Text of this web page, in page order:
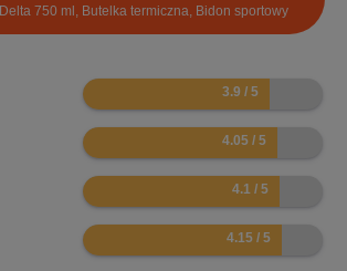
750 ml, Butelka termiczna, Bidon sportowy
7.8
8.1
8.2
8.3